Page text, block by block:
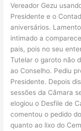
Vereador Gezu
Presidente e o
aniversários.
intimado a
pais, pois no seu
Tutelar o garoto não
ao Conselho. Pediu
Presidente. Depois
sessões da Câmara
elogiou o Desfile de
comentou o pedido
quanto ao lixo do